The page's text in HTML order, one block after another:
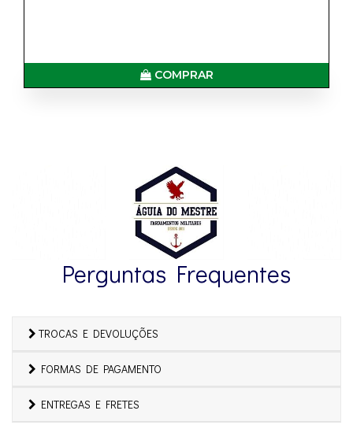
COMPRAR
Perguntas Frequentes
TROCAS E DEVOLUÇÕES
FORMAS DE PAGAMENTO
ENTREGAS E FRETES